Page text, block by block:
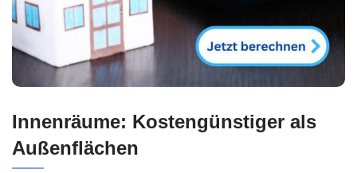
Innenräume: Kostengünstiger als
Außenflächen